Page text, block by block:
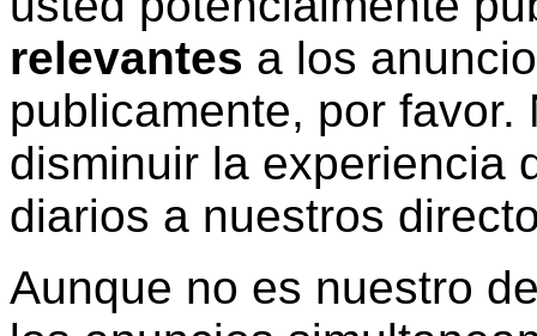
relevantes a los
publicamente, por
disminuir la experiencia
diarios a nuestros
Aunque no es nuestro